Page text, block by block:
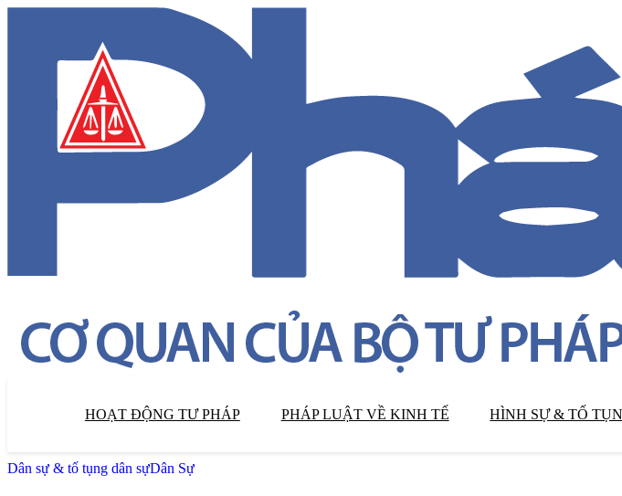
HOẠT ĐỘNG TƯ PHÁP PHÁP LUẬT VỀ KINH TẾ HÌNH SỰ & TỐ
Dân sự & tố tụng dân sựDân Sự